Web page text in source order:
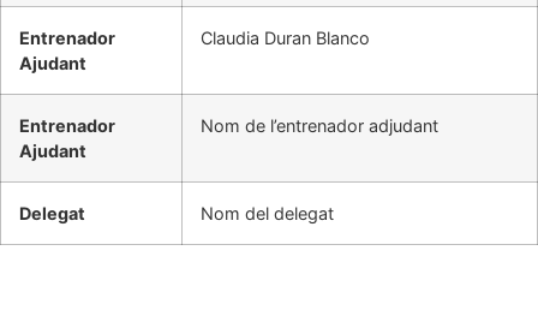
Entrenador
Ajudant
Claudia Duran Blanco
Entrenador
Ajudant
Nom de l’entrenador adjudant
Delegat Nom del delegat